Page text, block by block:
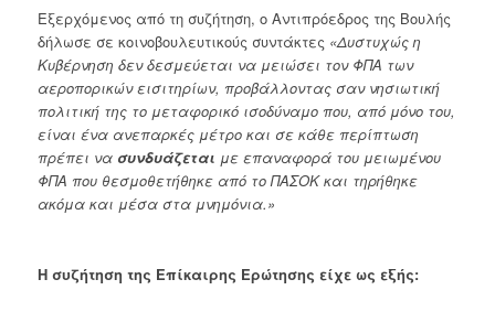
Εξερχόμενος από τη συζήτηση, ο Αντιπρόεδρος της Βουλής
δήλωσε σε κοινοβουλευτικούς συντάκτες «Δυστυχώς η
Κυβέρνηση δεν δεσμεύεται να μειώσει τον ΦΠΑ των
αεροπορικών εισιτηρίων, προβάλλοντας σαν νησιωτική
πολιτική της το μεταφορικό ισοδύναμο που, από μόνο του,
είναι ένα ανεπαρκές μέτρο και σε κάθε περίπτωση
πρέπει να συνδυάζεται με επαναφορά του μειωμένου
ΦΠΑ που θεσμοθετήθηκε από το ΠΑΣΟΚ και τηρήθηκε
ακόμα και μέσα στα μνημόνια.»
Η συζήτηση της Επίκαιρης Ερώτησης είχε ως εξής: